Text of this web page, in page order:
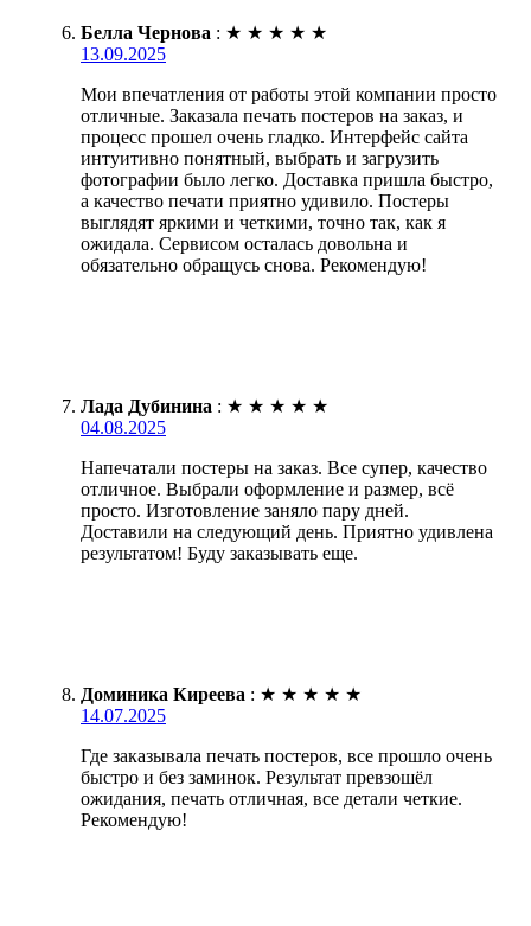
Белла Чернова : ★ ★ ★ ★ ★
13.09.2025
Мои впечатления от работы этой компании просто
отличные. Заказала печать постеров на заказ, и
процесс прошел очень гладко. Интерфейс сайта
интуитивно понятный, выбрать и загрузить
фотографии было легко. Доставка пришла быстро,
а качество печати приятно удивило. Постеры
выглядят яркими и четкими, точно так, как я
ожидала. Сервисом осталась довольна и
обязательно обращусь снова. Рекомендую!
Лада Дубинина : ★ ★ ★ ★ ★
04.08.2025
Напечатали постеры на заказ. Все супер, качество
отличное. Выбрали оформление и размер, всё
просто. Изготовление заняло пару дней.
Доставили на следующий день. Приятно удивлена
результатом! Буду заказывать еще.
Доминика Киреева : ★ ★ ★ ★ ★
14.07.2025
Где заказывала печать постеров, все прошло очень
быстро и без заминок. Результат превзошёл
ожидания, печать отличная, все детали четкие.
Рекомендую!